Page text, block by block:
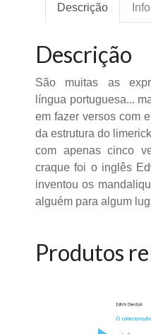
Descrição
Descrição
São muitas as
língua portuguesa...
em fazer versos com
da estrutura do
com apenas cinco
craque foi o inglês
inventou os
alguém para algum
Produtos